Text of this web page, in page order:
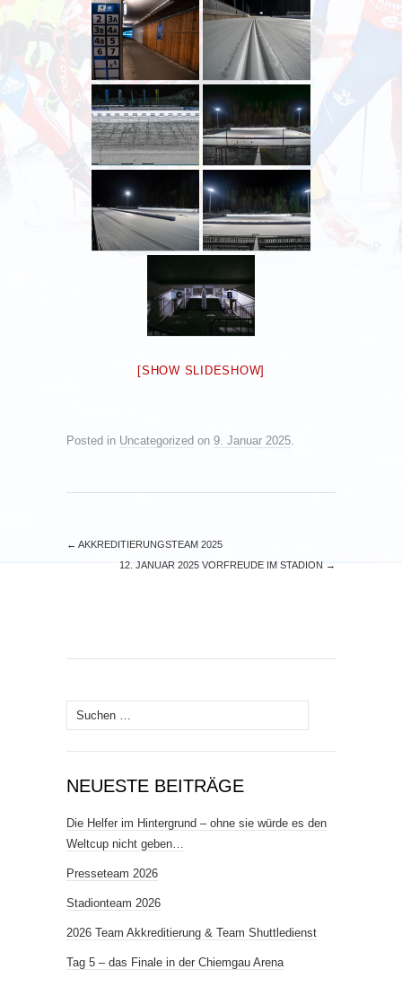
[SHOW SLIDESHOW]
Posted in Uncategorized on 9. Januar 2025
← AKKREDITIERUNGSTEAM 2025
12. JANUAR 2025 VORFREUDE IM STADION →
Suchen
nach:
NEUESTE BEITRÄGE
Die Helfer im Hintergrund – ohne sie würde es den
Weltcup nicht geben…
Presseteam 2026
Stadionteam 2026
2026 Team Akkreditierung & Team Shuttledienst
Tag 5 – das Finale in der Chiemgau Arena